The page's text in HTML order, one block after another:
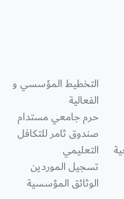
التخطيط المؤسسي و
الفعالية
حرم جامعي مستدام
صندوق ثامر للتكافل
التعليمي
تسجيل الموردين
الوثائق المؤسسية